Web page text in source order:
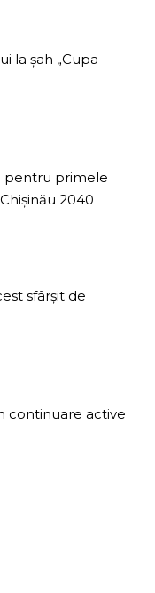
la șah „Cupa
pentru primele
2040
sfârșit de
continuare active